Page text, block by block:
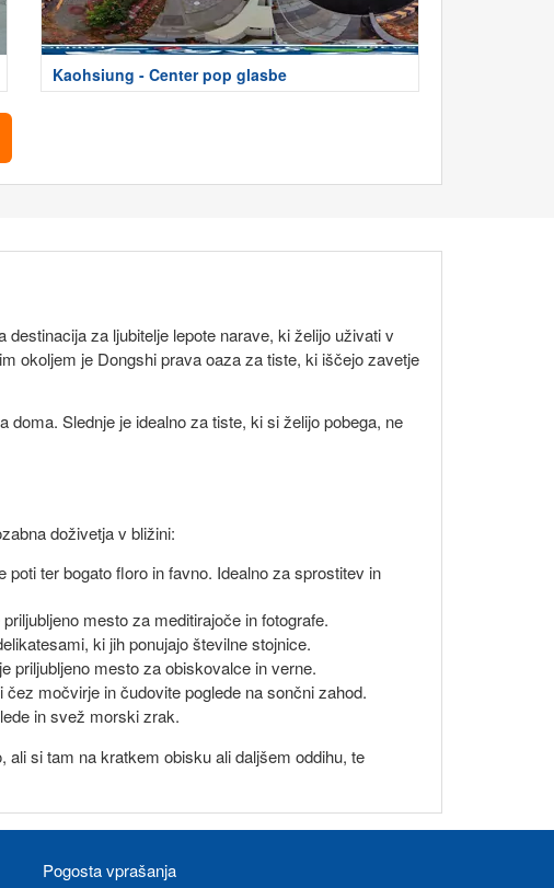
Kaohsiung - Center pop glasbe
destinacija za ljubitelje lepote narave, ki želijo uživati v
okoljem je Dongshi prava oaza za tiste, ki iščejo zavetje
Slednje je idealno za tiste, ki si želijo pobega, ne
doživetja v bližini:
ter bogato floro in favno. Idealno za sprostitev in
mesto za meditirajoče in fotografe.
ki jih ponujajo številne stojnice.
priljubljeno mesto za obiskovalce in verne.
močvirje in čudovite poglede na sončni zahod.
in svež morski zrak.
ali si tam na kratkem obisku ali daljšem oddihu, te
Pogosta vprašanja